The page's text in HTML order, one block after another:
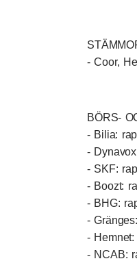
- Coor,
BÖRS-
- Bilia:
-
- SKF:
- Boozt:
- BHG:
-
-
- NCAB: